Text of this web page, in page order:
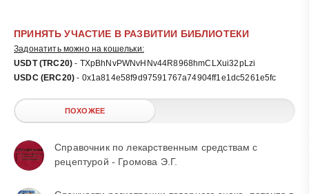
ПРИНЯТЬ УЧАСТИЕ В РАЗВИТИИ БИБЛИОТЕКИ
Задонатить можно на кошельки:
USDT (TRC20) - TXpBhNvPWNvHNv44R8968hmCLXui32pLzi
USDC (ERC20) - 0x1a814e58f9d97591767a74904ff1e1dc5261e5fc
ПОХОЖЕЕ
Справочник по лекарственным средствам с
рецептурой - Громова Э.Г.